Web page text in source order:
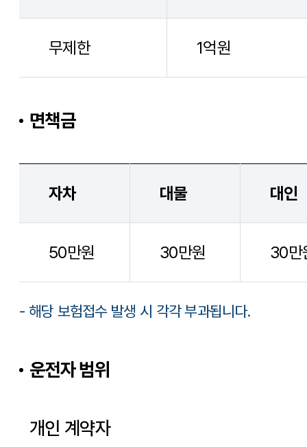
무제한 1억원
면책금
자차 대물 대인
50만원 30만원 30만
- 해당 보험접수 발생 시 각각 부과됩니다.
운전자 범위
개인 계약자